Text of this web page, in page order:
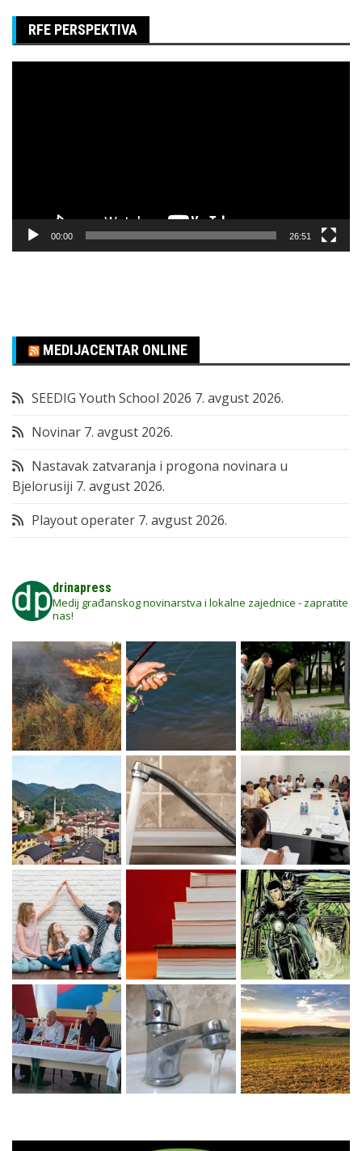
RFE PERSPEKTIVA
00:00 26:51
MEDIJACENTAR ONLINE
SEEDIG Youth School 2026 7. avgust 2026.
Novinar 7. avgust 2026.
Nastavak zatvaranja i progona novinara u
Bjelorusiji 7. avgust 2026.
Playout operater 7. avgust 2026.
drinapress
Medij građanskog novinarstva i lokalne zajednice - zapratite
nas!